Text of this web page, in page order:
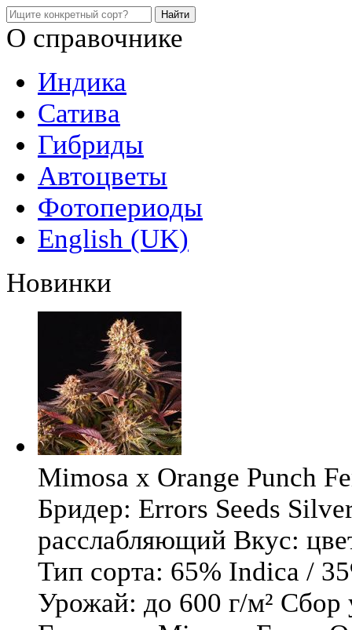
О справочнике
Индика
Сатива
Гибриды
Автоцветы
Фотопериоды
English (UK)
Новинки
Mimosa x Orange Punch
Бридер: Errors Seeds
расслабляющий Вкус:
Тип сорта: 65% Indica /
Урожай: до 600 г/м² Сбор